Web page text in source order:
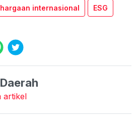
internasional ESG
artikel